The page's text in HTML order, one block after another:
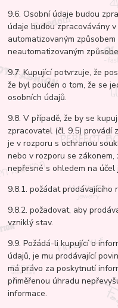
9.6. Osobní údaje budou
údaje budou zpracovávány
automatizovaným
neautomatizovaným
9.7. Kupující potvrzuje, že
že byl poučen o tom, že se
osobních údajů.
9.8. V případě, že by se
zpracovatel (čl. 9.5) provádí
je v rozporu s ochranou
nebo v rozporu se
nepřesné s ohledem na účel
9.8.1. požádat
9.8.2. požadovat, aby
vzniklý stav.
9.9. Požádá-li kupující o
údajů, je mu prodávající
má právo za poskytnutí
přiměřenou úhradu
informace.